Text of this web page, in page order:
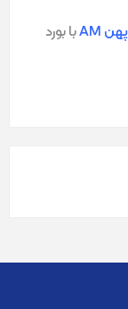
با بورد